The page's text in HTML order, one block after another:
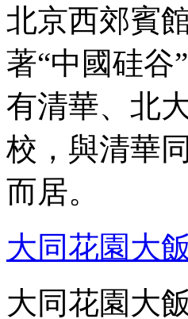
北京西郊賓
著“中國硅谷
有清華、北
校，與清華
而居。
大同花園大
大同花園大